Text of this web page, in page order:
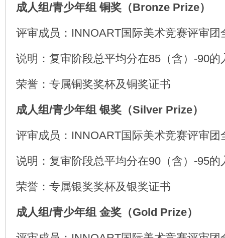
成人组/青少年组 铜奖（Bronze Prize）
评审成员：INNOART国际美术竞赛评审团
说明：复审阶段总平均分在85（含）-90的
荣誉：专属铜奖奖杯及铜奖证书
成人组/青少年组 银奖（Silver Prize）
评审成员：INNOART国际美术竞赛评审团
说明：复审阶段总平均分在90（含）-95的
荣誉：专属银奖奖杯及银奖证书
成人组/青少年组 金奖（Gold Prize）